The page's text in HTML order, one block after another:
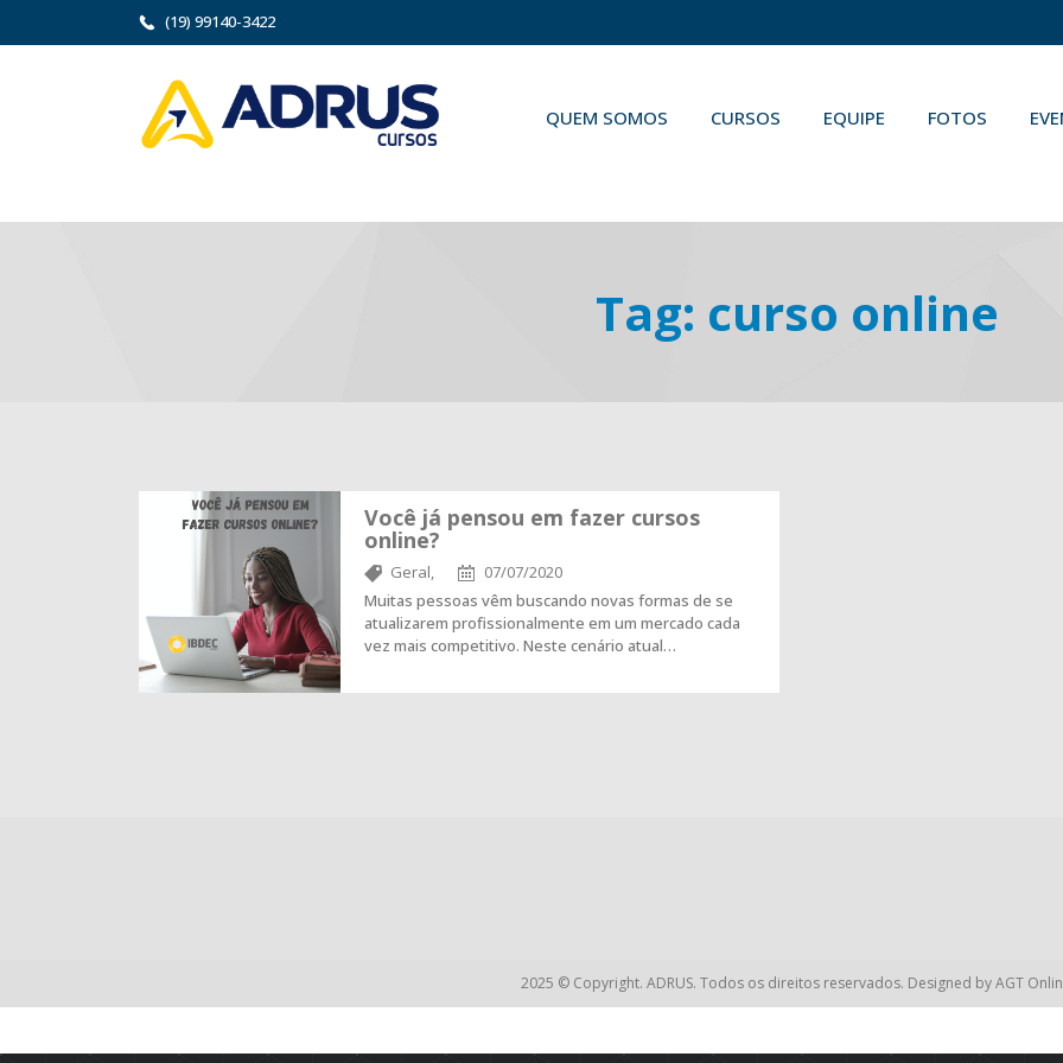
(19) 99140-3422
QUEM SOMOS CURSOS EQUIPE FOTOS
Tag: curso online
Você já pensou em fazer cursos
online?
Geral,
07/07/2020
Muitas pessoas vêm buscando novas formas de se
atualizarem profissionalmente em um mercado cada
vez mais competitivo. Neste cenário atual…
2025 © Copyright. ADRUS. Todos os direitos reservados. Designed byAGT